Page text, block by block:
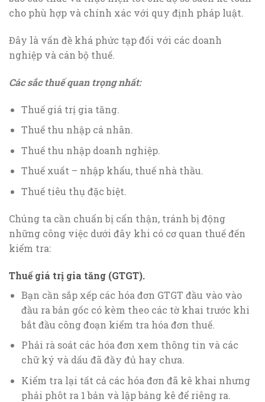
cho phù hợp và chính xác với quy định pháp luật.
Đây là vấn đề khá phức tạp đối với các doanh
nghiệp và cán bộ thuế.
Các sắc thuế quan trọng nhất:
Thuế giá trị gia tăng.
Thuế thu nhập cá nhân.
Thuế thu nhập doanh nghiệp.
Thuế xuất – nhập khẩu, thuế nhà thầu.
Thuế tiêu thụ đặc biệt.
Chúng ta cần chuẩn bị cẩn thận, tránh bị động
những công việc dưới đây khi có cơ quan thuế đến
kiểm tra:
Thuế giá trị gia tăng (GTGT).
Bạn cần sắp xếp các hóa đơn GTGT đầu vào vào
đầu ra bản gốc có kèm theo các tờ khai trước khi
bắt đầu công đoạn kiểm tra hóa đơn thuế.
Phải rà soát các hóa đơn xem thông tin và các
chữ ký và dấu đã đầy đủ hay chưa.
Kiểm tra lại tất cả các hóa đơn đã kê khai nhưng
phải phôt ra 1 bản và lập bảng kê để riêng ra.